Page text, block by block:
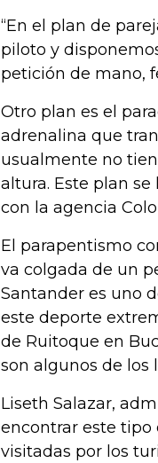
“En el plan de
piloto y
petición de mano,
Otro plan es el
adrenalina que
usualmente no
altura. Este plan
con la agencia
El parapentismo
va colgada de un
Santander es uno
este deporte
de Ruitoque en
son algunos de los
Liseth Salazar,
encontrar este tipo
visitadas por los